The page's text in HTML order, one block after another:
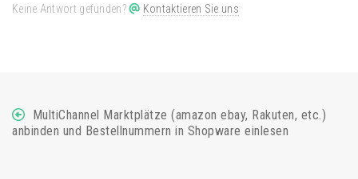
Keine Antwort gefunden? Kontaktieren Sie uns
MultiChannel Marktplätze (amazon ebay, Rakuten, etc.)
anbinden und Bestellnummern in Shopware einlesen